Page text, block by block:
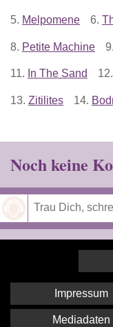
5. Melpomene 6.
8. Petite Machine 9.
11. In The Sand 12.
13. Zitilites 14.
Noch keine
Impressum
Mediadaten